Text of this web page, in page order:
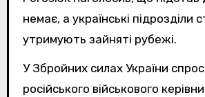
немає, а українські підрозділи
утримують зайняті рубежі.
У Збройних силах України спростували заяви
російського військового